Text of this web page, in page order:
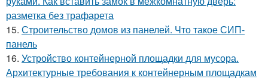
разметка без трафарета
15. Строительство домов из панелей. Что такое СИП-
панель
16. Устройство контейнерной площадки для мусора.
Архитектурные требования к контейнерным площадкам